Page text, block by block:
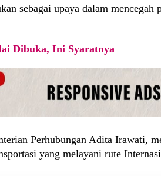
sebagai upaya dalam mencegah
Dibuka, Ini Syaratnya
Perhubungan Adita Irawati,
yang melayani rute